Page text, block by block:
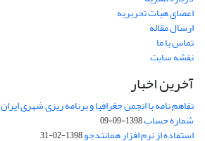
اعضای هیات تحریریه
ارسال مقاله
تماس با ما
نقشه سایت
آخرین اخبار
تفاهم نامه با انجمن جغرافیا و برنامه ریزی شهری ایران
شماره حساب1398-09-09
استفاده از نرم افزار همانندجو1398-02-31